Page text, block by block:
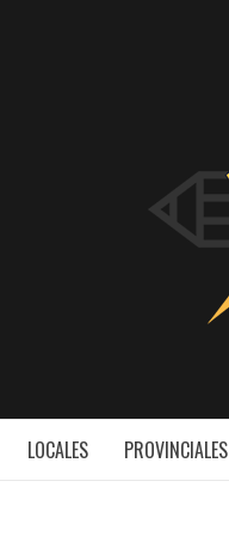
LOCALES PROVINCIALES